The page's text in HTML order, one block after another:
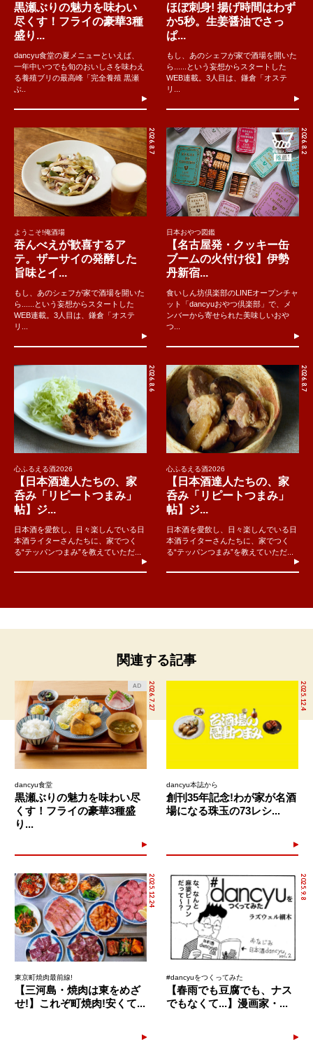
黒瀬ぶりの魅力を味わい
尽くす！フライの豪華3種
盛り...
dancyu食堂の夏メニューといえば、
一年中いつでも旬のおいしさを味わえ
る養殖ブリの最高峰「完全養殖 黒瀬
ぶ..
ほぼ刺身! 揚げ時間はわず
か5秒。生姜醤油でさっ
ぱ...
もし、あのシェフが家で酒場を開いた
ら......という妄想からスタートした
WEB連載。3人目は、鎌倉「オステ
リ...
2026.8.7
ようこそ!俺酒場
吞んべえが歓喜するア
テ。ザーサイの発酵した
旨味とイ...
もし、あのシェフが家で酒場を開いた
ら......という妄想からスタートした
WEB連載。3人目は、鎌倉「オステ
リ...
2026.8.2
日本おやつ図鑑
【名古屋発・クッキー缶
ブームの火付け役】伊勢
丹新宿...
食いしん坊倶楽部のLINEオープンチャ
ット「dancyuおやつ倶楽部」で、メ
ンバーから寄せられた美味しいおや
つ...
2026.8.6
心ふるえる酒2026
【日本酒達人たちの、家
呑み「リピートつまみ」
帖】ジ...
日本酒を愛飲し、日々楽しんでいる日
本酒ライターさんたちに、家でつく
る“テッパンつまみ”を教えていただ...
2026.8.7
心ふるえる酒2026
【日本酒達人たちの、家
呑み「リピートつまみ」
帖】ジ...
日本酒を愛飲し、日々楽しんでいる日
本酒ライターさんたちに、家でつく
る“テッパンつまみ”を教えていただ...
関連する記事
2026.7.27
AD
dancyu食堂
黒瀬ぶりの魅力を味わい尽
くす！フライの豪華3種盛
り...
2025.12.4
dancyu本誌から
創刊35年記念!わが家が名酒
場になる珠玉の73レシ...
2025.12.24
東京町焼肉最前線!
【三河島・焼肉は東をめざ
せ!】これぞ町焼肉!安くて...
2025.9.8
#dancyuをつくってみた
【春雨でも豆腐でも、ナス
でもなくて...】漫画家・...